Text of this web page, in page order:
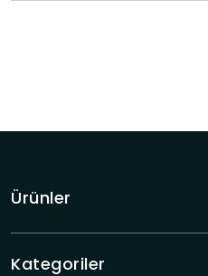
Ürünler
Kategoriler